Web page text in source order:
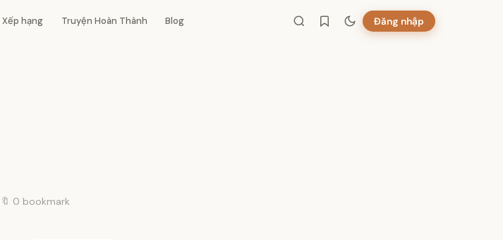
Xếp hạng Truyện Hoàn Thành Blog Đăng nhập
🔖 0 bookmark